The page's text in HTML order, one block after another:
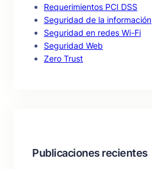
Requerimientos PCI DSS
Seguridad de la información
Seguridad en redes Wi-Fi
Seguridad Web
Zero Trust
Publicaciones recientes